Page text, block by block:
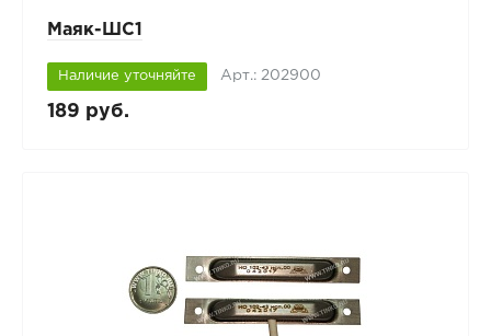
Маяк-ШС1
Наличие уточняйте Арт.: 202900
189 руб.